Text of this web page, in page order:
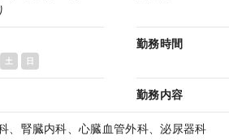
土 日
勤務時間
勤務内容
、腎臓内科、心臓血管外科、泌尿器科